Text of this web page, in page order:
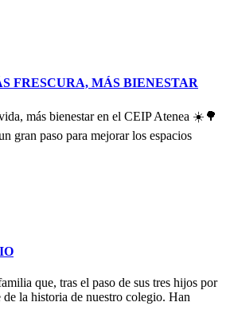
FRESCURA, MÁS BIENESTAR
más bienestar en el CEIP Atenea ☀️🌳
gran paso para mejorar los espacios
que, tras el paso de sus tres hijos por
la historia de nuestro colegio. Han